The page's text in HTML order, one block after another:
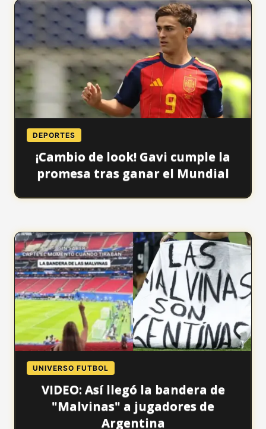
DEPORTES
¡Cambio de look! Gavi cumple la
promesa tras ganar el Mundial
UNIVERSO FUTBOL
VIDEO: Así llegó la bandera de
"Malvinas" a jugadores de
Argentina